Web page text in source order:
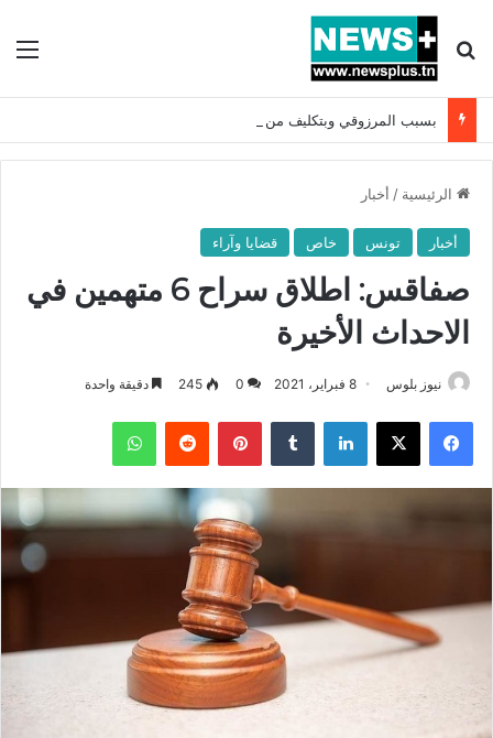
بحث عن
الرئيسية / أخبار
أخبار تونس خاص قضايا وآراء
صفاقس: اطلاق سراح 6 متهمين في
الاحداث الأخيرة
نيوز بلوس 8 فبراير، 2021 0
245 دقيقة واحدة
فيسبوك X لينكدإن بينتيريست واتساب